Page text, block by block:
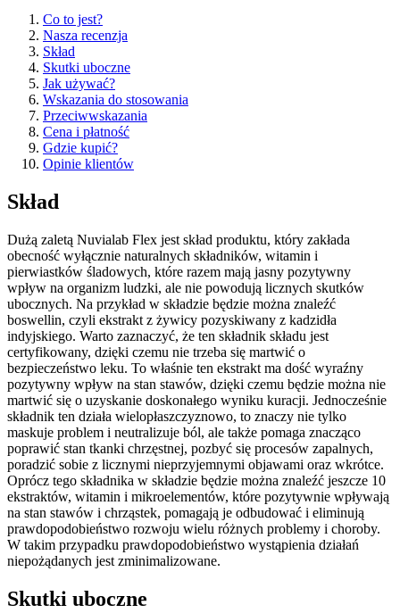
Co to jest?
Nasza recenzja
Skład
Skutki uboczne
Jak używać?
Wskazania do stosowania
Przeciwwskazania
Cena i płatność
Gdzie kupić?
Opinie klientów
Skład
Dużą zaletą Nuvialab Flex jest skład produktu, który zakłada
obecność wyłącznie naturalnych składników, witamin i
pierwiastków śladowych, które razem mają jasny pozytywny
wpływ na organizm ludzki, ale nie powodują licznych skutków
ubocznych. Na przykład w składzie będzie można znaleźć
boswellin, czyli ekstrakt z żywicy pozyskiwany z kadzidła
indyjskiego. Warto zaznaczyć, że ten składnik składu jest
certyfikowany, dzięki czemu nie trzeba się martwić o
bezpieczeństwo leku. To właśnie ten ekstrakt ma dość wyraźny
pozytywny wpływ na stan stawów, dzięki czemu będzie można nie
martwić się o uzyskanie doskonałego wyniku kuracji. Jednocześnie
składnik ten działa wielopłaszczyznowo, to znaczy nie tylko
maskuje problem i neutralizuje ból, ale także pomaga znacząco
poprawić stan tkanki chrzęstnej, pozbyć się procesów zapalnych,
poradzić sobie z licznymi nieprzyjemnymi objawami oraz wkrótce.
Oprócz tego składnika w składzie będzie można znaleźć jeszcze 10
ekstraktów, witamin i mikroelementów, które pozytywnie wpływają
na stan stawów i chrząstek, pomagają je odbudować i eliminują
prawdopodobieństwo rozwoju wielu różnych problemy i choroby.
W takim przypadku prawdopodobieństwo wystąpienia działań
niepożądanych jest zminimalizowane.
Skutki uboczne